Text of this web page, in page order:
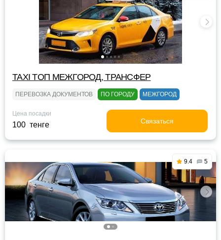
TAXI TOП МЕЖГОРОД, ТРАНСФЕР
ПЕРЕВОЗКА ДОКУМЕНТОВ ПО ГОРОДУ МЕЖГОРОД
Цена посадки
100 тенге Связаться
9.4 5